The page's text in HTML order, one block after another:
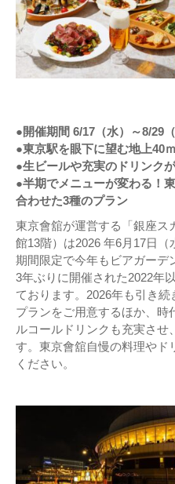
●開催期間 6/17（水）～8/29（
●東京駅を眼下に望む地上40
●生ビールや充実のドリンク
●半期でメニューが変わる！
合わせた3種のプラン
東京會舘が運営する「銀座ス
館13階）は2026 年6月17日
期間限定で今年もビアガーデ
3年ぶりに開催された2022年
ております。2026年も引き
プランをご用意するほか、時
ルコールドリンクも充実させ
す。東京會舘自慢の料理やド
ください。